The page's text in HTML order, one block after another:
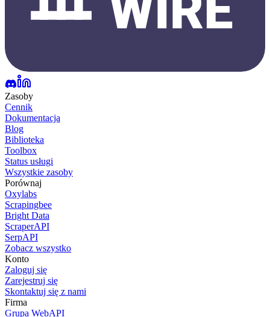
Zasoby
Cennik
Dokumentacja
Blog
Biblioteka
Toolbox
Status usługi
Wszystkie zasoby
Porównaj
Oxylabs
Scrapingbee
Bright Data
ScraperAPI
SerpAPI
Zobacz wszystko
Konto
Zaloguj się
Zarejestruj się
Skontaktuj się z nami
Firma
Grupa WebAPI